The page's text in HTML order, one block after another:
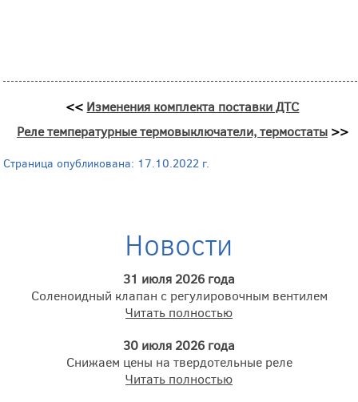
<< Изменения комплекта поставки ДТС
Реле температурные термовыключатели, термостаты>>
Страница опубликована: 17.10.2022 г.
Новости
31 июля 2026 года
Соленоидный клапан с регулировочным вентилем
Читать полностью
30 июля 2026 года
Снижаем цены на твердотельные реле
Читать полностью